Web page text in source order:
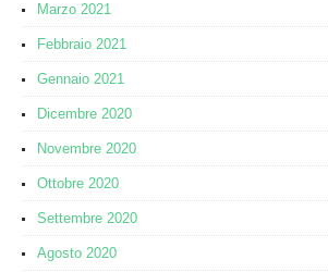
Marzo 2021
Febbraio 2021
Gennaio 2021
Dicembre 2020
Novembre 2020
Ottobre 2020
Settembre 2020
Agosto 2020